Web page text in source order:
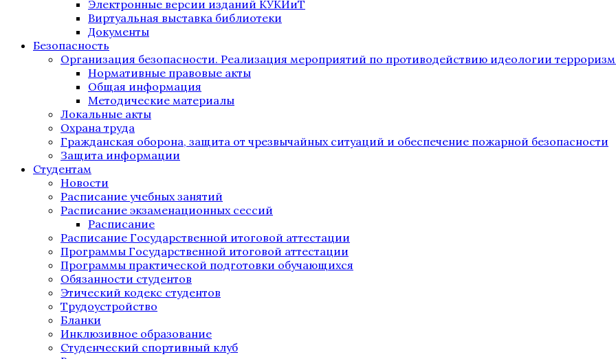
Электронные версии изданий КУКИиТ
Виртуальная выставка библиотеки
Документы
Безопасность
Организация безопасности. Реализация мероприятий по противодействию идеологии
Нормативные правовые акты
Общая информация
Методические материалы
Локальные акты
Охрана труда
Гражданская оборона, защита от чрезвычайных ситуаций и обеспечение пожарной безопасности
Защита информации
Студентам
Новости
Расписание учебных занятий
Расписание экзаменационных сессий
Расписание
Расписание Государственной итоговой аттестации
Программы Государственной итоговой аттестации
Программы практической подготовки обучающихся
Обязанности студентов
Этический кодекс студентов
Трудоустройство
Бланки
Инклюзивное образование
Студенческий спортивный клуб